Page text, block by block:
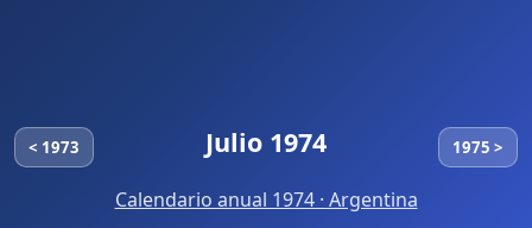
< 1973 Julio 1974 1975 >
Calendario anual 1974 · Argentina